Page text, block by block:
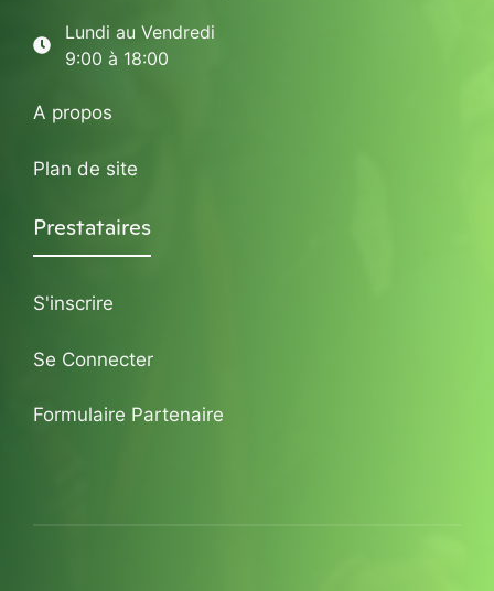
Lundi au Vendredi
9:00 à 18:00
A propos
Plan de site
Prestataires
S'inscrire
Se Connecter
Formulaire Partenaire